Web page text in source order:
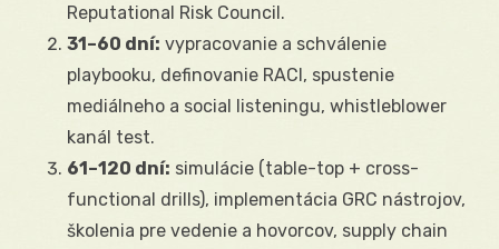
Reputational Risk Council.
31–60 dní: vypracovanie a schválenie
playbooku, definovanie RACI, spustenie
mediálneho a social listeningu, whistleblower
kanál test.
61–120 dní: simulácie (table-top + cross-
functional drills), implementácia GRC nástrojov,
školenia pre vedenie a hovorcov, supply chain